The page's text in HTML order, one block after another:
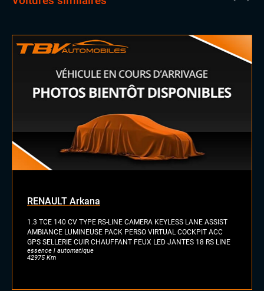
Toit ouvrant panoramique
Accoudoir central
Rétroviseur intérieur jour/nuit automatique
Sellerie semi cuir
Volant cuir
LES PLUS
RENAULT Arkana
1.3 TCE 140 CV TYPE RS-LINE CAMERA KEYLESS LANE ASSIST
AMBIANCE LUMINEUSE PACK PERSO VIRTUAL COCKPIT ACC
GPS SELLERIE CUIR CHAUFFANT FEUX LED JANTES 18 RS LINE
essence | automatique
42975 Km